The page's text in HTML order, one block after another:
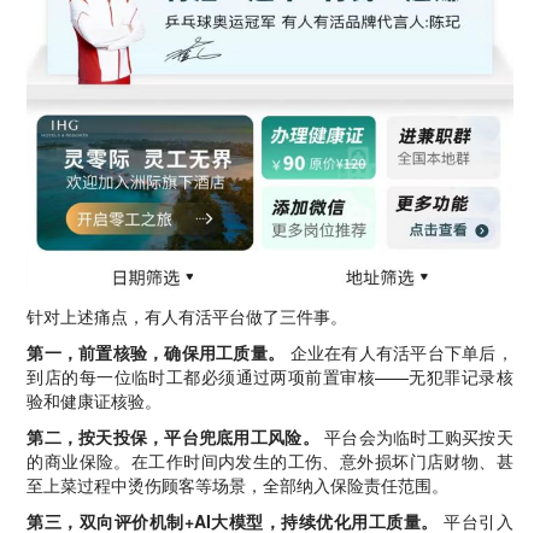
针对上述痛点，有人有活平台做了三件事。
第一，前置核验，确保用工质量。
企业在有人有活平台下单后，
到店的每一位临时工都必须通过两项前置审核——无犯罪记录核
验和健康证核验。
第二，按天投保，平台兜底用工风险。
平台会为临时工购买按天
的商业保险。在工作时间内发生的工伤、意外损坏门店财物、甚
至上菜过程中烫伤顾客等场景，全部纳入保险责任范围。
第三，双向评价机制+AI大模型，持续优化用工质量。
平台引入